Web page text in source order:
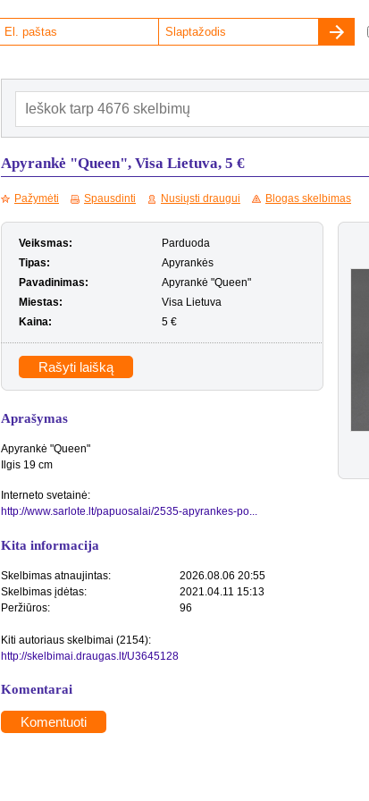
Apyrankė "Queen", Visa Lietuva, 5 €
Pažymėti Spausdinti Nusiųsti draugui Blogas skelbimas
Veiksmas:
Parduoda
Tipas:
Apyrankės
Pavadinimas:
Apyrankė "Queen"
Miestas:
Visa Lietuva
Kaina:
5 €
Rašyti laišką
Aprašymas
Apyrankė "Queen"
Ilgis 19 cm
Interneto svetainė:
http://www.sarlote.lt/papuosalai/2535-apyrankes-po...
Kita informacija
Skelbimas atnaujintas:
2026.08.06 20:55
Skelbimas įdėtas:
2021.04.11 15:13
Peržiūros:
96
Kiti autoriaus skelbimai (2154):
http://skelbimai.draugas.lt/U3645128
Komentarai
Komentuoti